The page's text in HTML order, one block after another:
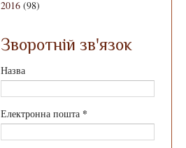
2016 (98)
Зворотній зв'язок
Назва
Електронна пошта *